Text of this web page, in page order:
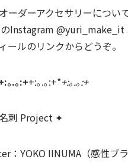
ーダーアクセサリーについ
Instagram @yuri_make_it
ールのリンクからどうぞ。
｡.｡:++:｡.｡:+*+:｡.｡:+
刺 Project ✦
：YOKO IINUMA（感性ブ